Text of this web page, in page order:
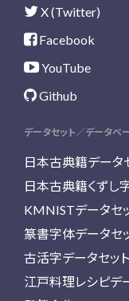
X (Twitter)
Facebook
YouTube
Github
データセット／データベ
日本古典籍データ
日本古典籍くずし
KMNISTデータセ
篆書字体データセ
古活字データセット
江戸料理レシピデ